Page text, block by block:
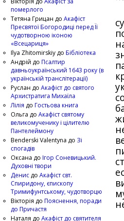
померлого
Тетяна Грицан до Акафіст
Пресвятої Богородиці перед Її
чудотворною іконою
«Всецариця»
Ilya Zhitomirskiy до Бібліотека
Андрій до Псалтир
давньоукраїнський 1643 року (в
українській транслітерації)
Руслан до Акафіст до святого
Архистратига Михаїла
Лілія до Гостьова книга
Ольга до Акафіст святому
великомученику і цілителю
Пантелеймону
Benderski Valentyna до Зі
спогадів
Оксана до Ігор Соневицький.
Духовні твори
Денис до Акафіст свт.
Спиридону, єпископу
Тримифунтському, чудотворцю
Вікторія до Пояснення, поради
до Причастя
Наталя до Акафіст до святителя